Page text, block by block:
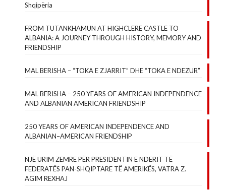
Shqipëria
FROM TUTANKHAMUN AT HIGHCLERE CASTLE TO
ALBANIA: A JOURNEY THROUGH HISTORY, MEMORY AND
FRIENDSHIP
MAL BERISHA – “TOKA E ZJARRIT” DHE “TOKA E NDEZUR”
MAL BERISHA – 250 YEARS OF AMERICAN INDEPENDENCE
AND ALBANIAN AMERICAN FRIENDSHIP
250 YEARS OF AMERICAN INDEPENDENCE AND
ALBANIAN–AMERICAN FRIENDSHIP
NJË URIM ZEMRE PËR PRESIDENTIN E NDERIT TË
FEDERATËS PAN-SHQIPTARE TË AMERIKËS, VATRA Z.
AGIM REXHAJ